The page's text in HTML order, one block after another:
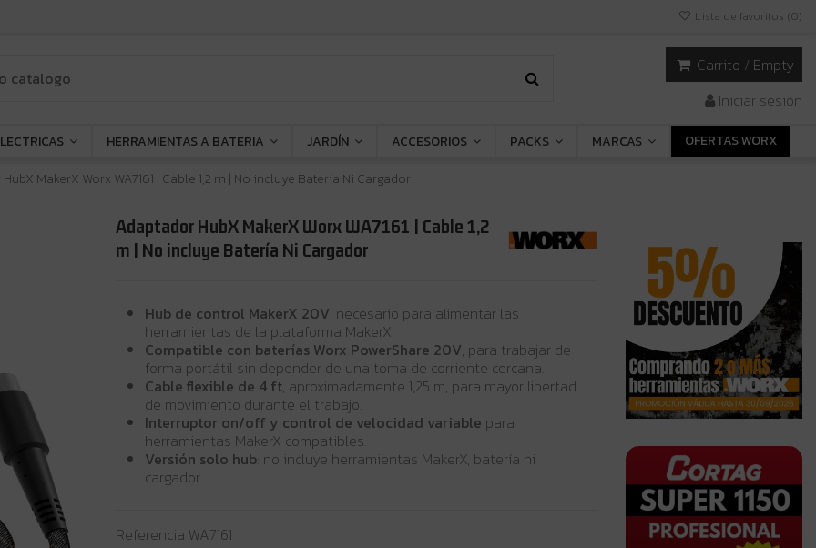
Lista de favoritos (0)
Carrito / Empty
Iniciar sesión
HERRAMIENTAS A BATERIA JARDÍN ACCESORIOS PACKS MARCAS
OFERTAS WORX
MakerX Worx WA7161 | Cable 1,2 m | No incluye Batería Ni Cargador
Adaptador HubX MakerX Worx WA7161 | Cable 1,2
m | No incluye Batería Ni Cargador
Hub de control MakerX 20V, necesario para alimentar las
herramientas de la plataforma MakerX.
Compatible con baterías Worx PowerShare 20V, para trabajar de
forma portátil sin depender de una toma de corriente cercana.
Cable flexible de 4 ft, aproximadamente 1,25 m, para mayor libertad
de movimiento durante el trabajo.
Interruptor on/off y control de velocidad variable para
herramientas MakerX compatibles.
Versión solo hub: no incluye herramientas MakerX, batería ni
cargador.
Referencia WA7161